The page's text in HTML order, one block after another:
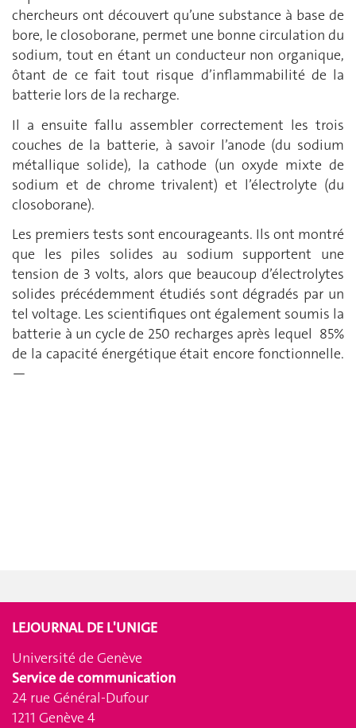
chercheurs ont découvert qu’une substance à base de
bore, le closoborane, permet une bonne circulation du
sodium, tout en étant un conducteur non organique,
ôtant de ce fait tout risque d’inflammabilité de la
batterie lors de la recharge.
Il a ensuite fallu assembler correctement les trois
couches de la batterie, à savoir l’anode (du sodium
métallique solide), la cathode (un oxyde mixte de
sodium et de chrome trivalent) et l’électrolyte (du
closoborane).
Les premiers tests sont encourageants. Ils ont montré
que les piles solides au sodium supportent une
tension de 3 volts, alors que beaucoup d’électrolytes
solides précédemment étudiés sont dégradés par un
tel voltage. Les scientifiques ont également soumis la
batterie à un cycle de 250 recharges après lequel 85%
de la capacité énergétique était encore fonctionnelle.
—
LEJOURNAL DE L'UNIGE
Université de Genève
Service de communication
24 rue Général-Dufour
1211 Genève 4